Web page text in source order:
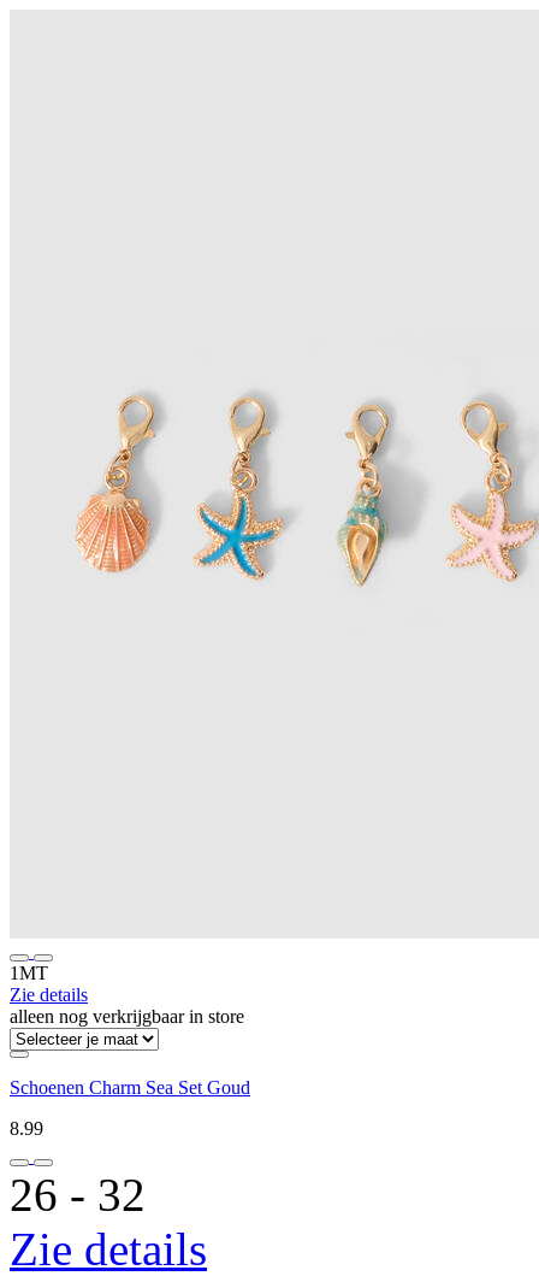
1MT
Zie details
alleen nog verkrijgbaar in store
Schoenen Charm Sea Set Goud
8.99
26 ‐ 32
Zie details